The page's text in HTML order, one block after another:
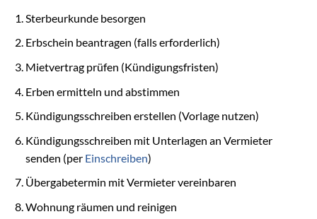
Sterbeurkunde besorgen
Erbschein beantragen (falls erforderlich)
Mietvertrag prüfen (Kündigungsfristen)
Erben ermitteln und abstimmen
Kündigungsschreiben erstellen (Vorlage nutzen)
Kündigungsschreiben mit Unterlagen an Vermieter
senden (per Einschreiben)
Übergabetermin mit Vermieter vereinbaren
Wohnung räumen und reinigen